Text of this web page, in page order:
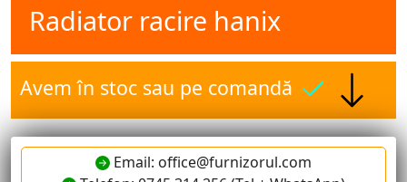
Radiator racire hanix
Avem în stoc sau pe comandă
Email: office@furnizorul.com